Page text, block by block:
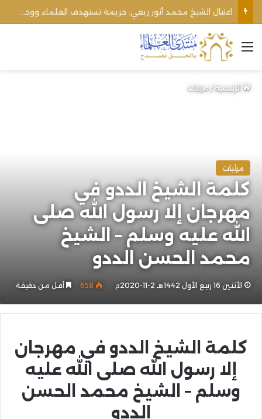
القائمة
الرئيسية/مرئيات
مرئيات
كلمة الشيخ الددو في
مهرجان إلا رسول الله صلى
الله عليه وسلم – الشيخ
محمد الحسن الددو
الأثنين 16 ربيع الأول 1442هـ 2-11-2020م 658 أقل من دقيقة
كلمة الشيخ الددو في مهرجان
إلا رسول الله صلى الله عليه
وسلم – الشيخ محمد الحسن
الددو